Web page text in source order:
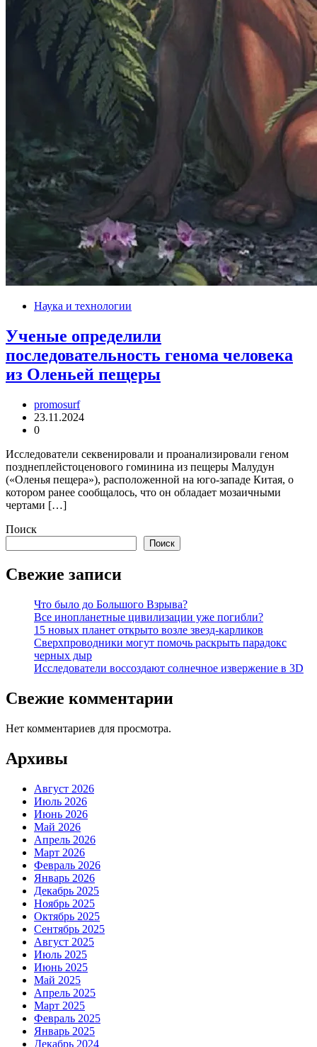
Наука и технологии
Ученые определили
последовательность генома человека
из Оленьей пещеры
promosurf
23.11.2024
0
Исследователи секвенировали и проанализировали геном
позднеплейстоценового гоминина из пещеры Малудун
(«Оленья пещера»), расположенной на юго-западе Китая, о
котором ранее сообщалось, что он обладает мозаичными
чертами […]
Поиск
Поиск
Свежие записи
Что было до Большого Взрыва?
Все инопланетные цивилизации уже погибли?
15 новых планет открыто возле звезд-карликов
Сверхпроводники могут помочь раскрыть парадокс
черных дыр
Исследователи воссоздают солнечное извержение в 3D
Свежие комментарии
Нет комментариев для просмотра.
Архивы
Август 2026
Июль 2026
Июнь 2026
Май 2026
Апрель 2026
Март 2026
Февраль 2026
Январь 2026
Декабрь 2025
Ноябрь 2025
Октябрь 2025
Сентябрь 2025
Август 2025
Июль 2025
Июнь 2025
Май 2025
Апрель 2025
Март 2025
Февраль 2025
Январь 2025
Декабрь 2024